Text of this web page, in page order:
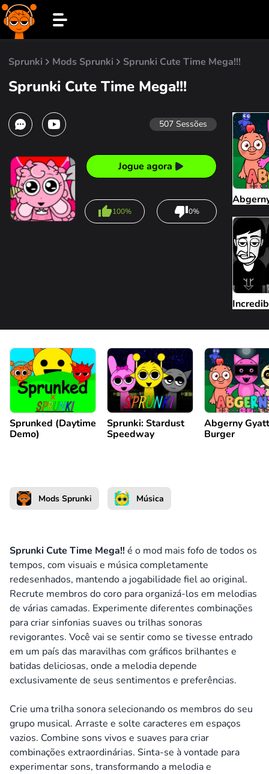
Sprunki Mods Sprunki Sprunki Cute Time Mega!!!
Sprunki Cute Time Mega!!!
507 Sessões
Jogue agora
100% 0%
Sprunked (Daytime
Demo)
Sprunki: Stardust
Speedway
Abgerny Gyatt
Burger
Mods Sprunki Música
Sprunki Cute Time Mega!! é o mod mais fofo de todos os
tempos, com visuais e música completamente
redesenhados, mantendo a jogabilidade fiel ao original.
Recrute membros do coro para organizá-los em melodias
de várias camadas. Experimente diferentes combinações
para criar sinfonias suaves ou trilhas sonoras
revigorantes. Você vai se sentir como se tivesse entrado
em um país das maravilhas com gráficos brilhantes e
batidas deliciosas, onde a melodia depende
exclusivamente de seus sentimentos e preferências.
Crie uma trilha sonora selecionando os membros do seu
grupo musical. Arraste e solte caracteres em espaços
vazios. Combine sons vivos e suaves para criar
combinações extraordinárias. Sinta-se à vontade para
experimentar sons, transformando a melodia e